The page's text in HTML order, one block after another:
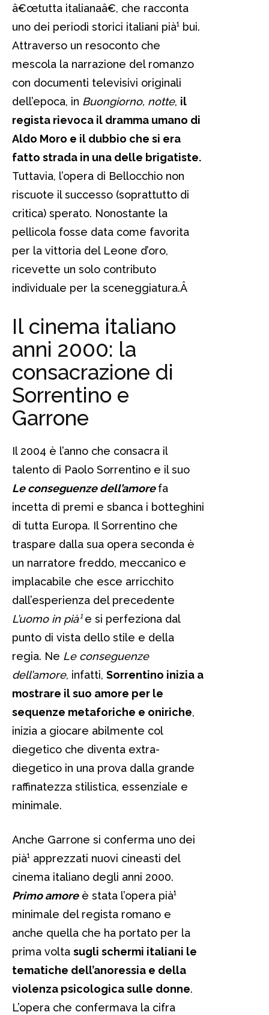
â€œtutta italianaâ€, che racconta
uno dei periodi storici italiani pià¹ bui.
Attraverso un resoconto che
mescola la narrazione del romanzo
con documenti televisivi originali
dell’epoca, in Buongiorno, notte, il
regista rievoca il dramma umano di
Aldo Moro e il dubbio che si era
fatto strada in una delle brigatiste.
Tuttavia, l’opera di Bellocchio non
riscuote il successo (soprattutto di
critica) sperato. Nonostante la
pellicola fosse data come favorita
per la vittoria del Leone d’oro,
ricevette un solo contributo
individuale per la sceneggiatura.Â
Il cinema italiano
anni 2000: la
consacrazione di
Sorrentino e
Garrone
Il 2004 è l’anno che consacra il
talento di Paolo Sorrentino e il suo
Le conseguenze dell’amorefa
incetta di premi e sbanca i botteghini
di tutta Europa. Il Sorrentino che
traspare dalla sua opera seconda è
un narratore freddo, meccanico e
implacabile che esce arricchito
dall’esperienza del precedente
L’uomo in pià¹e si perfeziona dal
punto di vista dello stile e della
regia. Ne Le conseguenze
dell’amore, infatti, Sorrentino inizia a
mostrare il suo amore per le
sequenze metaforiche e oniriche,
inizia a giocare abilmente col
diegetico che diventa extra-
diegetico in una prova dalla grande
raffinatezza stilistica, essenziale e
minimale.
Anche Garrone si conferma uno dei
pià¹ apprezzati nuovi cineasti del
cinema italiano degli anni 2000.
Primo amoreè stata l’opera pià¹
minimale del regista romano e
anche quella che ha portato per la
prima volta sugli schermi italiani le
tematiche dell’anoressia e della
violenza psicologica sulle donne.
L’opera che confermava la cifra